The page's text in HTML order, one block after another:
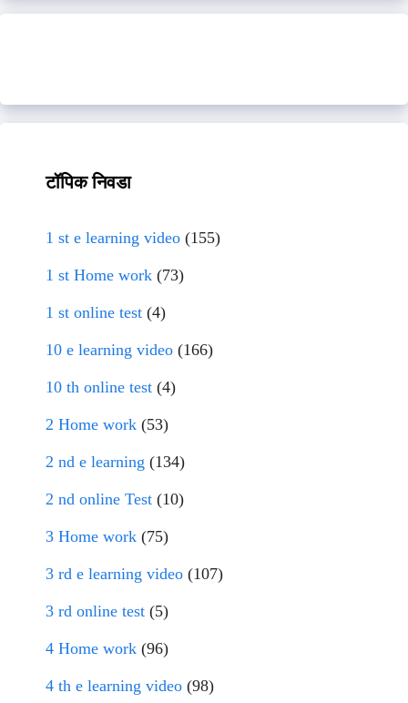
टॉपिक निवडा
1 st e learning video (155)
1 st Home work (73)
1 st online test (4)
10 e learning video (166)
10 th online test (4)
2 Home work (53)
2 nd e learning (134)
2 nd online Test (10)
3 Home work (75)
3 rd e learning video (107)
3 rd online test (5)
4 Home work (96)
4 th e learning video (98)